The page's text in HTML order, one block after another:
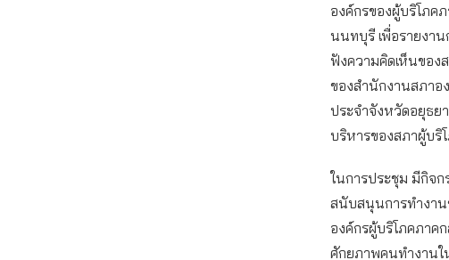
องค์กรของผู้บริโภค
นนทบุรี เพื่อรายงา
ฟังความคิดเห็นของ
ของสำนักงานสภาอ
ประจำจังหวัดอยุธย
บริหารของสภาผู้บริ
ในการประชุม มีกิจ
สนับสนุนการทำงาน
องค์กรผู้บริโภคภาค
ศักยภาพคนทำงานใ